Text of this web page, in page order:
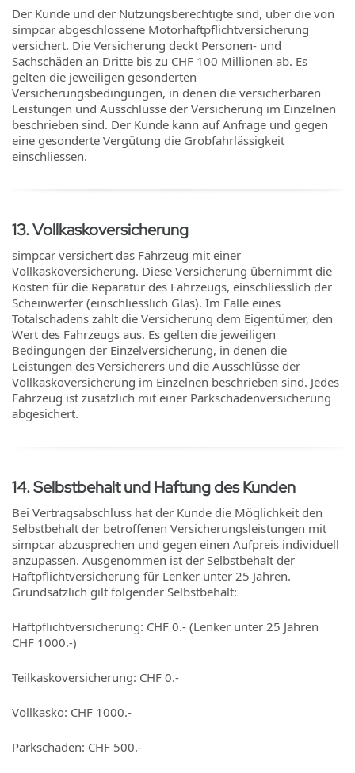
Der Kunde und der Nutzungsberechtigte sind, über die von
simpcar abgeschlossene Motorhaftpflichtversicherung
versichert. Die Versicherung deckt Personen- und
Sachschäden an Dritte bis zu CHF 100 Millionen ab. Es
gelten die jeweiligen gesonderten
Versicherungsbedingungen, in denen die versicherbaren
Leistungen und Ausschlüsse der Versicherung im Einzelnen
beschrieben sind. Der Kunde kann auf Anfrage und gegen
eine gesonderte Vergütung die Grobfahrlässigkeit
einschliessen.
13.Vollkaskoversicherung
simpcar versichert das Fahrzeug mit einer
Vollkaskoversicherung. Diese Versicherung übernimmt die
Kosten für die Reparatur des Fahrzeugs, einschliesslich der
Scheinwerfer (einschliesslich Glas). Im Falle eines
Totalschadens zahlt die Versicherung dem Eigentümer, den
Wert des Fahrzeugs aus. Es gelten die jeweiligen
Bedingungen der Einzelversicherung, in denen die
Leistungen des Versicherers und die Ausschlüsse der
Vollkaskoversicherung im Einzelnen beschrieben sind. Jedes
Fahrzeug ist zusätzlich mit einer Parkschadenversicherung
abgesichert.
14.Selbstbehalt und Haftung des Kunden
Bei Vertragsabschluss hat der Kunde die Möglichkeit den
Selbstbehalt der betroffenen Versicherungsleistungen mit
simpcar abzusprechen und gegen einen Aufpreis individuell
anzupassen. Ausgenommen ist der Selbstbehalt der
Haftpflichtversicherung für Lenker unter 25 Jahren.
Grundsätzlich gilt folgender Selbstbehalt:
Haftpflichtversicherung: CHF 0.- (Lenker unter 25 Jahren
CHF 1000.-)
Teilkaskoversicherung: CHF 0.-
Vollkasko: CHF 1000.-
Parkschaden: CHF 500.-